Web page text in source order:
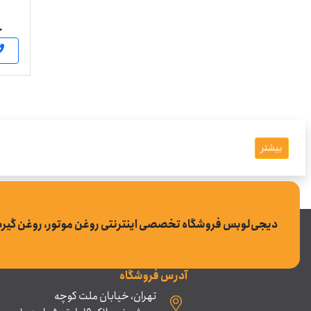
بیشتر
دیجی‌لوبس فروشگاه تخصصی اینترنتی روغن موتور، روغن
آدرس فروشگاه
تهران، خیابان ملت کوچه